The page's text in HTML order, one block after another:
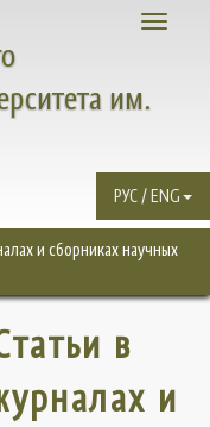
Toggle
им.
РУС / ENG
и сборниках научных
в
и